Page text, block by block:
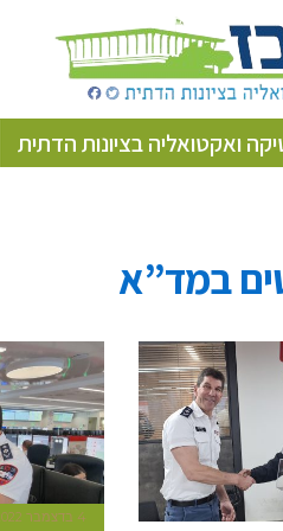
ואקטואליה בציונות הדתית
במד”א
4 בדצמבר 2022